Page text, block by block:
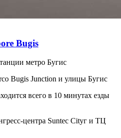
Bugis
метро Бугис
Bugis Junction и улицы Бугис
всего в 10 минутах езды
центра Suntec Cityг и ТЦ